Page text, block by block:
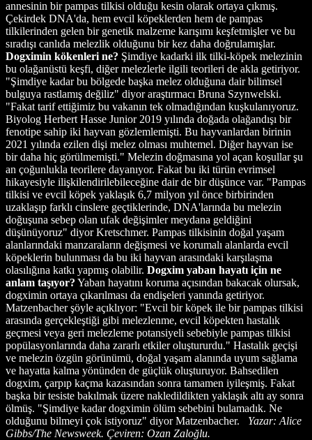
annesinin bir pampas tilkisi olduğu kesin olarak ortaya çıkmış.
Çekirdek DNA'da, hem evcil köpeklerden hem de pampas
tilkilerinden gelen bir genetik malzeme karışımı keşfetmişler ve bu
sıradışı canlıda melezlik olduğunu bir kez daha doğrulamışlar.
Dogximin kökenleri ne? Şimdiye kadarki ilk tilki-köpek melezinin
bu olağanüstü keşfi, diğer melezlerle ilgili teorileri de akla getiriyor.
"Şimdiye kadar bu bölgede başka melez olduğuna dair bilimsel
bulguya rastlamış değiliz" diyor araştırmacı Bruna Szynwelski.
"Fakat tarif ettiğimiz bu vakanın tek olmadığından kuşkulanıyoruz.
Biyolog Herbert Hasse Junior 2019 yılında doğada olağandışı bir
fenotipe sahip iki hayvan gözlemlemişti. Bu hayvanlardan birinin
2021 yılında ezilen dişi melez olması muhtemel. Diğer hayvan ise
bir daha hiç görülmemişti." Melezin doğmasına yol açan koşullar şu
an çoğunlukla teorilere dayanıyor. Fakat bu iki türün evrimsel
hikayesiyle ilişkilendirilebileceğine dair de bir düşünce var. "Pampas
tilkisi ve evcil köpek yaklaşık 6,7 milyon yıl önce birbirinden
uzaklaşıp farklı cinslere geçtiklerinde, DNA'larında bu melezin
doğuşuna sebep olan ufak değişimler meydana geldiğini
düşünüyoruz" diyor Kretschmer. Pampas tilkisinin doğal yaşam
alanlarındaki manzaraların değişmesi ve korumalı alanlarda evcil
köpeklerin bulunması da bu iki hayvan arasındaki karşılaşma
olasılığına katkı yapmış olabilir. Dogxim yaban hayatı için ne
anlam taşıyor? Yaban hayatını koruma açısından bakacak olursak,
dogximin ortaya çıkarılması da endişeleri yanında getiriyor.
Matzenbacher şöyle açıklıyor: "Evcil bir köpek ile bir pampas tilkisi
arasında gerçekleştiği gibi melezlenme, evcil köpekten hastalık
geçmesi veya geri melezleme potansiyeli sebebiyle pampas tilkisi
popülasyonlarında daha zararlı etkiler oluştururdu." Hastalık geçişi
ve melezin özgün görünümü, doğal yaşam alanında uyum sağlama
ve hayatta kalma yönünden de güçlük oluşturuyor. Bahsedilen
dogxim, çarpıp kaçma kazasından sonra tamamen iyileşmiş. Fakat
başka bir tesiste bakılmak üzere nakledildikten yaklaşık altı ay sonra
ölmüş. "Şimdiye kadar dogximin ölüm sebebini bulamadık. Ne
olduğunu bilmeyi çok istiyoruz" diyor Matzenbacher. Yazar: Alice
Gibbs/The Newsweek. Çeviren: Ozan Zaloğlu.